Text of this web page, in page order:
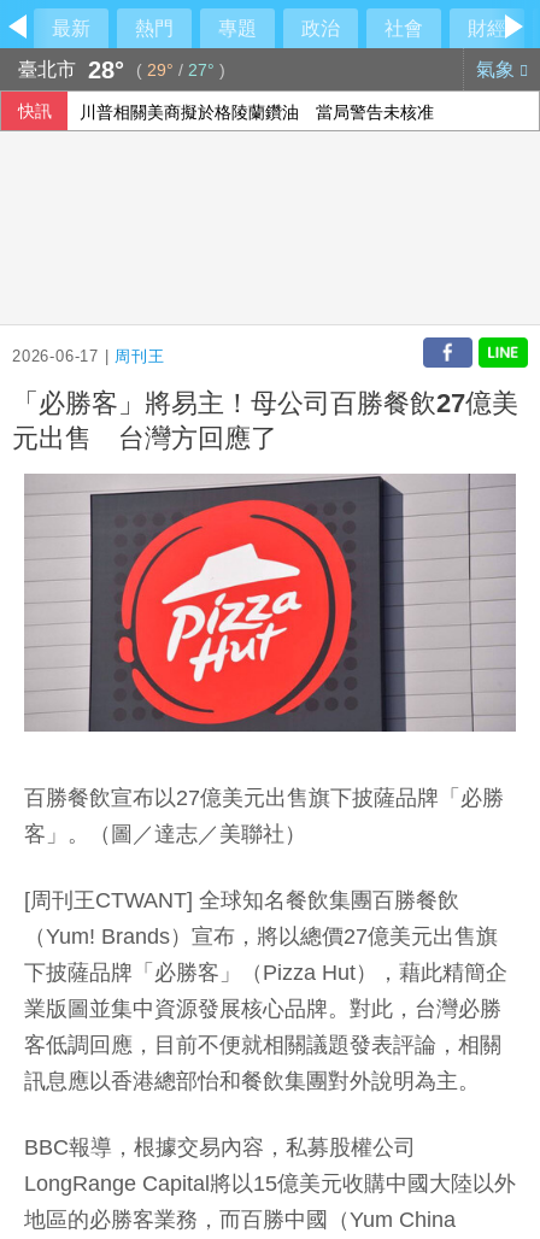
最新 熱門 專題 政治 社會
財經
臺北市 28° ( 29° / 27° ) 氣象
快訊 川普相關美商擬於格陵蘭鑽油 當局警告未核准
2026-06-17 | 周刊王
「必勝客」將易主！母公司百勝餐飲27億美
元出售 台灣方回應了
百勝餐飲宣布以27億美元出售旗下披薩品牌「必勝
客」。（圖／達志／美聯社）
[周刊王CTWANT] 全球知名餐飲集團百勝餐飲
（Yum! Brands）宣布，將以總價27億美元出售旗
下披薩品牌「必勝客」（Pizza Hut），藉此精簡企
業版圖並集中資源發展核心品牌。對此，台灣必勝
客低調回應，目前不便就相關議題發表評論，相關
訊息應以香港總部怡和餐飲集團對外說明為主。
BBC報導，根據交易內容，私募股權公司
LongRange Capital將以15億美元收購中國大陸以外
地區的必勝客業務，而百勝中國（Yum China